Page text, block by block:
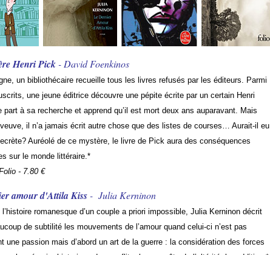
Henri Pick- David Foenkinos
un bibliothécaire recueille tous les livres refusés par les éditeurs. Parmi
une jeune éditrice découvre une pépite écrite par un certain Henri
part à sa recherche et apprend qu’il est mort deux ans auparavant. Mais
il n’a jamais écrit autre chose que des listes de courses… Aurait-il eu
Auréolé de ce mystère, le livre de Pick aura des conséquences
sur le monde littéraire.*
- 7.80 €
amour d'Attila Kiss- Julia Kerninon
romanesque d’un couple a priori impossible, Julia Kerninon décrit
de subtilité les mouvements de l’amour quand celui-ci n’est pas
une passion mais d’abord un art de la guerre : la considération des forces